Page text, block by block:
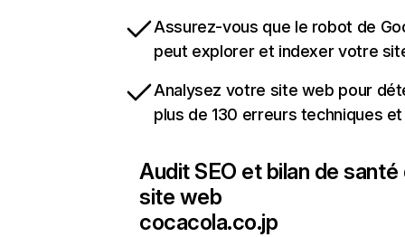
Assurez-vous que le robot de
peut explorer et indexer votre
Analysez votre site web pour
plus de 130 erreurs techniques et
Audit SEO et bilan de santé
site web
cocacola.co.jp